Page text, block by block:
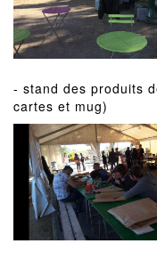
- stand des produits
cartes et mug)